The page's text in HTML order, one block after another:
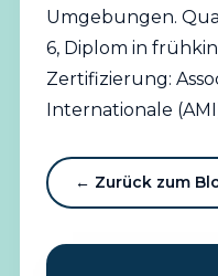
Umgebungen.
6, Diplom in
Zertifizierung:
Internationale
← Zurück zum